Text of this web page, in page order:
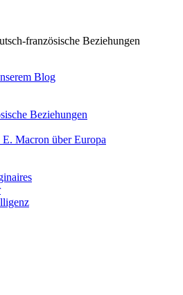
französische Beziehungen
Blog
Beziehungen
Macron über Europa